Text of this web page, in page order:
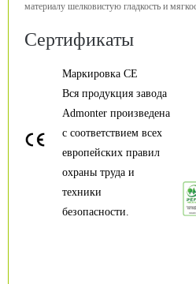
материалу шелковистую гладкость и
Сертификаты
Маркировка CE
Вся продукция завода
Admonter произведена
с соответствием всех
европейских правил
охраны труда и
техники
безопасности.